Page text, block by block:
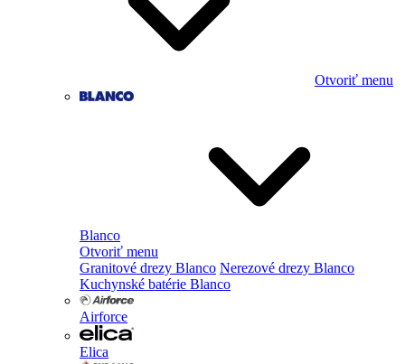
Otvoriť menu
Blanco
Otvoriť menu
Granitové drezy Blanco Nerezové drezy Blanco
Kuchynské batérie Blanco
Airforce
Elica